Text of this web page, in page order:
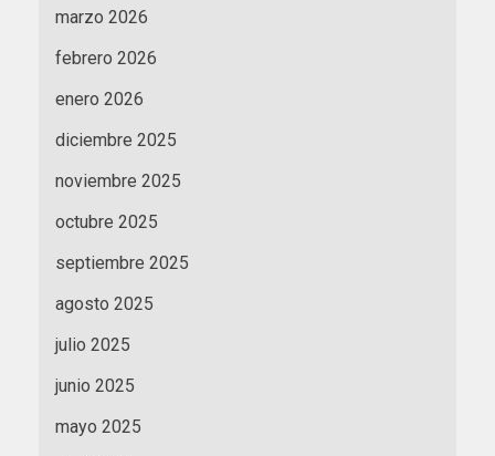
marzo 2026
febrero 2026
enero 2026
diciembre 2025
noviembre 2025
octubre 2025
septiembre 2025
agosto 2025
julio 2025
junio 2025
mayo 2025